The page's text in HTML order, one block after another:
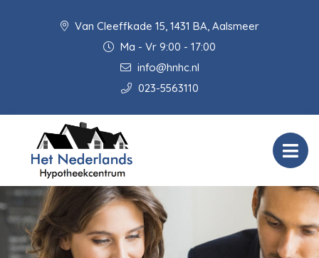
Van Cleeffkade 15, 1431 BA, Aalsmeer
Ma - Vr 9:00 - 17:00
info@hnhc.nl
023-5563110